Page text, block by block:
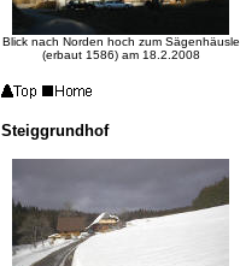
Blick nach Norden hoch zum Sägenhäusle
(erbaut 1586) am 18.2.2008
Steiggrundhof